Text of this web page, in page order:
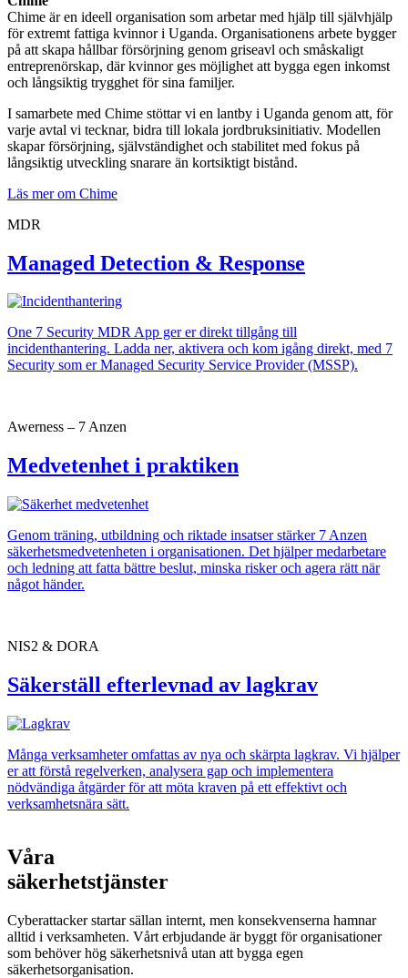
Chime är en ideell organisation som arbetar med hjälp till självhjälp
för extremt fattiga kvinnor i Uganda. Organisationens arbete bygger
på att skapa hållbar försörjning genom griseavl och småskaligt
entreprenörskap, där kvinnor ges möjlighet att bygga egen inkomst
och långsiktig trygghet för sina familjer.
I samarbete med Chime stöttar vi en lantby i Uganda genom att, för
varje avtal vi tecknar, bidra till lokala jordbruksinitiativ. Modellen
skapar försörjning, självständighet och stabilitet med fokus på
långsiktig utveckling snarare än kortsiktigt bistånd.
Läs mer om Chime
MDR
Managed Detection & Response
One 7 Security MDR App ger er direkt tillgång till
incidenthantering. Ladda ner, aktivera och kom igång direkt, med 7
Security som er Managed Security Service Provider (MSSP).
Awerness – 7 Anzen
Medvetenhet i praktiken
Genom träning, utbildning och riktade insatser stärker 7 Anzen
säkerhetsmedvetenheten i organisationen. Det hjälper medarbetare
och ledning att fatta bättre beslut, minska risker och agera rätt när
något händer.
NIS2 & DORA
Säkerställ efterlevnad av lagkrav
Många verksamheter omfattas av nya och skärpta lagkrav. Vi hjälper
er att förstå regelverken, analysera gap och implementera
nödvändiga åtgärder för att möta kraven på ett effektivt och
verksamhetsnära sätt.
Våra
säkerhetstjänster
Cyberattacker startar sällan internt, men konsekvenserna hamnar
alltid i verksamheten. Vårt erbjudande är byggt för organisationer
som behöver hög säkerhetsnivå utan att bygga egen
säkerhetsorganisation.